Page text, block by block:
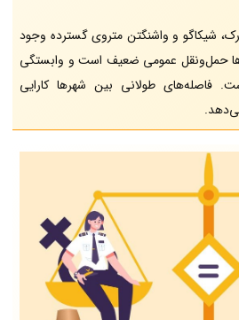
شیکاگو و واشنگتن متروی گسترده وجود
حمل‌ونقل عمومی ضعیف است و وابستگی
فاصله‌های طولانی بین شهرها کارایی